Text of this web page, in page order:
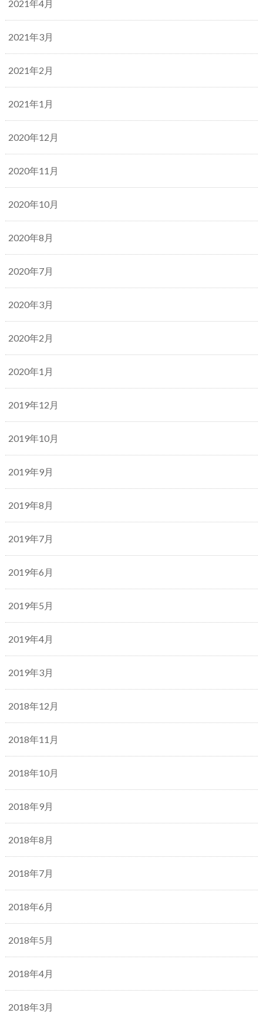
2021年4月
2021年3月
2021年2月
2021年1月
2020年12月
2020年11月
2020年10月
2020年8月
2020年7月
2020年3月
2020年2月
2020年1月
2019年12月
2019年10月
2019年9月
2019年8月
2019年7月
2019年6月
2019年5月
2019年4月
2019年3月
2018年12月
2018年11月
2018年10月
2018年9月
2018年8月
2018年7月
2018年6月
2018年5月
2018年4月
2018年3月